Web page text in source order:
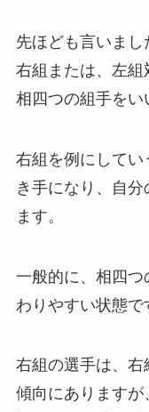
先ほども言いま
右組または、左組
相四つの組手をい
右組を例にしてい
き手になり、自
ます。
一般的に、相四
わりやすい状態で
右組の選手は、
傾向にあります